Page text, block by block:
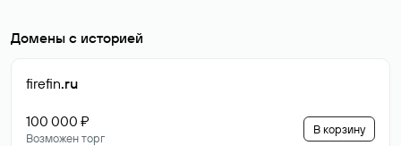
Домены с историей
firefin.ru
100 000 ₽
Возможен торг
В корзину